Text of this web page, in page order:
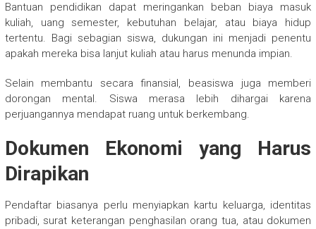
Bantuan pendidikan dapat meringankan beban biaya masuk
kuliah, uang semester, kebutuhan belajar, atau biaya hidup
tertentu. Bagi sebagian siswa, dukungan ini menjadi penentu
apakah mereka bisa lanjut kuliah atau harus menunda impian.
Selain membantu secara finansial, beasiswa juga memberi
dorongan mental. Siswa merasa lebih dihargai karena
perjuangannya mendapat ruang untuk berkembang.
Dokumen Ekonomi yang Harus
Dirapikan
Pendaftar biasanya perlu menyiapkan kartu keluarga, identitas
pribadi, surat keterangan penghasilan orang tua, atau dokumen